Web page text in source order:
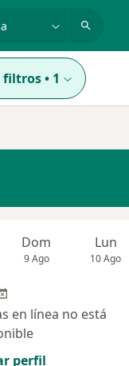
filtros• 1
Dom
9 Ago
Lun
10 Ago
en línea no está
perfil